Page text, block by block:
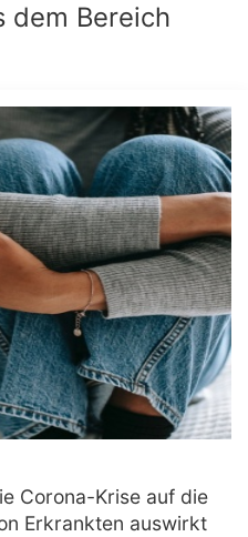
dem Bereich
Corona-Krise auf die
Erkrankten auswirkt